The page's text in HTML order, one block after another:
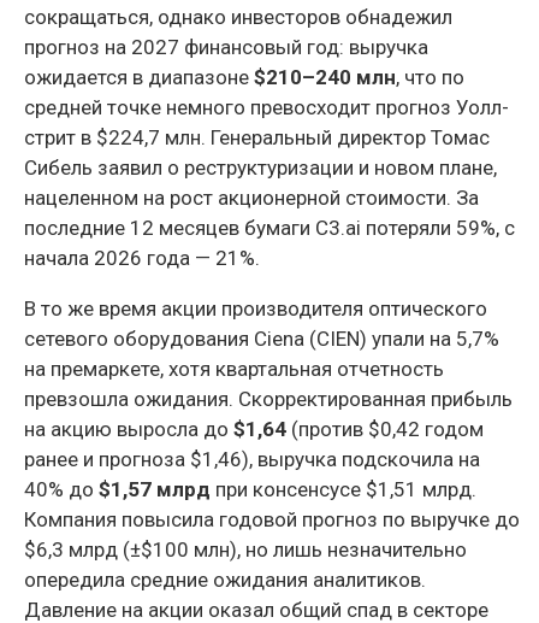
сокращаться, однако инвесторов обнадежил
прогноз на 2027 финансовый год: выручка
ожидается в диапазоне $210–240 млн, что по
средней точке немного превосходит прогноз Уолл-
стрит в $224,7 млн. Генеральный директор Томас
Сибель заявил о реструктуризации и новом плане,
нацеленном на рост акционерной стоимости. За
последние 12 месяцев бумаги C3.ai потеряли 59%, с
начала 2026 года — 21%.
В то же время акции производителя оптического
сетевого оборудования Ciena (CIEN) упали на 5,7%
на премаркете, хотя квартальная отчетность
превзошла ожидания. Скорректированная прибыль
на акцию выросла до $1,64 (против $0,42 годом
ранее и прогноза $1,46), выручка подскочила на
40% до $1,57 млрд при консенсусе $1,51 млрд.
Компания повысила годовой прогноз по выручке до
$6,3 млрд (±$100 млн), но лишь незначительно
опередила средние ожидания аналитиков.
Давление на акции оказал общий спад в секторе